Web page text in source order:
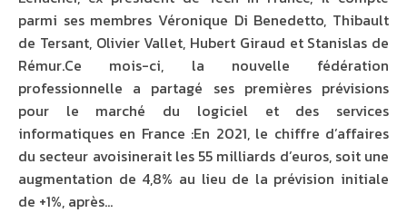
parmi ses membres Véronique Di Benedetto, Thibault
de Tersant, Olivier Vallet, Hubert Giraud et Stanislas de
Rémur.Ce mois-ci, la nouvelle fédération
professionnelle a partagé ses premières prévisions
pour le marché du logiciel et des services
informatiques en France :En 2021, le chiffre d’affaires
du secteur avoisinerait les 55 milliards d’euros, soit une
augmentation de 4,8% au lieu de la prévision initiale
de +1%, après…